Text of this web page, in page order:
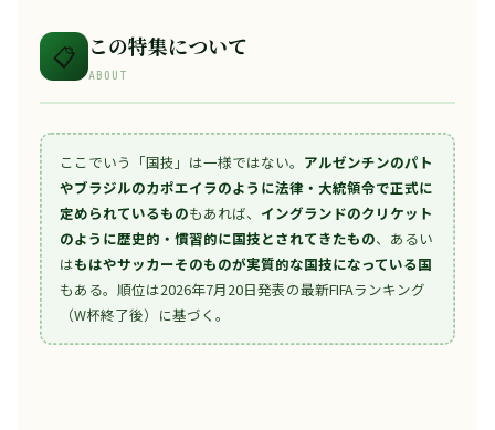
📋 この特集について
ABOUT
ここでいう「国技」は一様ではない。 アルゼンチンのパト
やブラジルのカポエイラのように法律・大統領令で正式に
定められているものもあれば、 イングランドのクリケット
のように歴史的・慣習的に国技とされてきたもの、あるい
はもはやサッカーそのものが実質的な国技になっている国
もある。順位は2026年7月20日発表の最新FIFAランキング
（W杯終了後）に基づく。